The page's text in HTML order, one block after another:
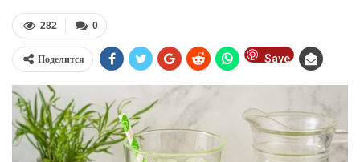
0
282
Поделится Save